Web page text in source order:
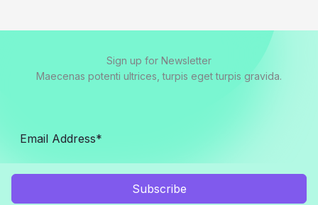
Sign up for Newsletter
Maecenas potenti ultrices, turpis eget turpis gravida.
Subscribe